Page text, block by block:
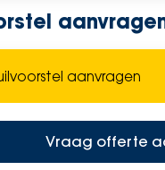
Vraag offerte